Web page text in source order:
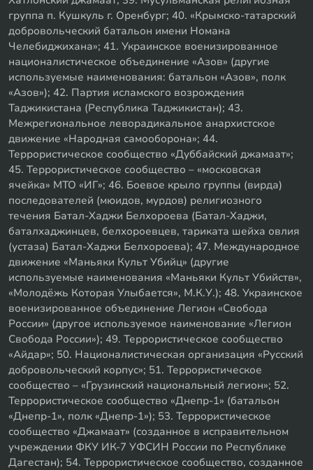
группа п. Кушкуль г. Оренбург; 40. «Крымско-татарский
добровольческий батальон имени Номана
Челебиджихана»; 41. Украинское военизированное
националистическое объединение «Азов» (другие
используемые наименования: батальон «Азов», полк
«Азов»); 42. Партия исламского возрождения
Таджикистана (Республика Таджикистан); 43.
Межрегиональное леворадикальное анархистское
движение «Народная самооборона»; 44.
Террористическое сообщество «Дуббайский джамаат»;
45. Террористическое сообщество – «московская
ячейка» МТО «ИГ»; 46. Боевое крыло группы (вирда)
последователей (мюидов, мурдов) религиозного
течения Батал-Хаджи Белхороева (Батал-Хаджи,
баталхаджинцев, белхороевцев, тариката шейха овлия
(устаза) Батал-Хаджи Белхороева); 47. Международное
движение «Маньяки Культ Убийц» (другие
используемые наименования «Маньяки Культ Убийств»,
«Молодёжь Которая Улыбается», М.К.У.); 48. Украинское
военизированное объединение Легион «Свобода
России» (другое используемое наименование «Легион
Свобода России»); 49. Террористическое сообщество
«Айдар»; 50. Националистическая организация «Русский
добровольческий корпус»; 51. Террористическое
сообщество – «Грузинский национальный легион»; 52.
Террористическое сообщество «Днепр-1» (батальон
«Днепр-1», полк «Днепр-1»); 53. Террористическое
сообщество «Джамаат» (созданное в исправительном
учреждении ФКУ ИК-7 УФСИН России по Республике
Дагестан); 54. Террористическое сообщество, созданное